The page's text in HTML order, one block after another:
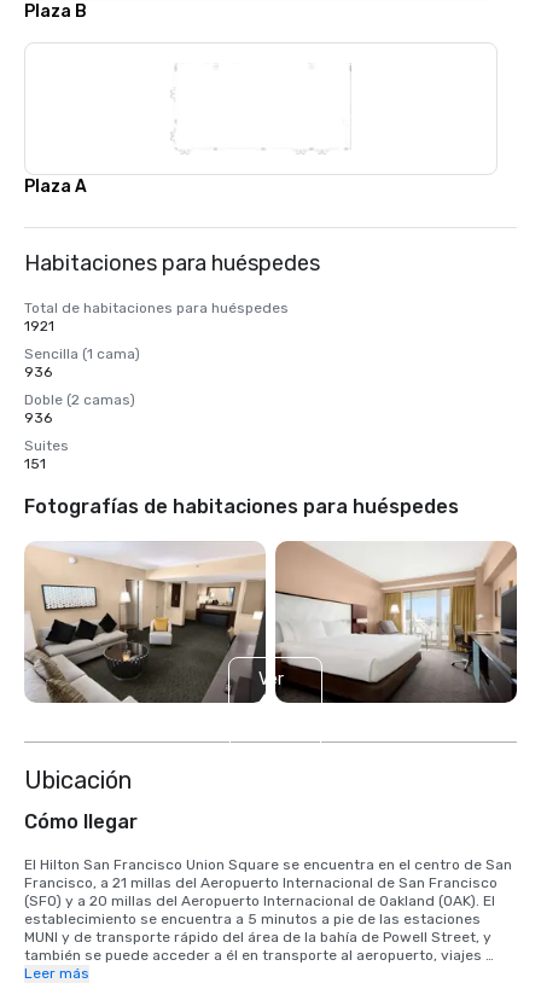
Plaza B
Plaza A
Habitaciones para huéspedes
Total de habitaciones para huéspedes
1921
Sencilla (1 cama)
936
Doble (2 camas)
936
Suites
151
Fotografías de habitaciones para huéspedes
Ver
6
Ubicación
Cómo llegar
El Hilton San Francisco Union Square se encuentra en el centro de San
Francisco, a 21 millas del Aeropuerto Internacional de San Francisco
(SFO) y a 20 millas del Aeropuerto Internacional de Oakland (OAK). El
establecimiento se encuentra a 5 minutos a pie de las estaciones
MUNI y de transporte rápido del área de la bahía de Powell Street, y
también se puede acceder a él en transporte al aeropuerto, viajes
compartidos y taxi. A 25 minutos en coche del aeropuerto
Leer más